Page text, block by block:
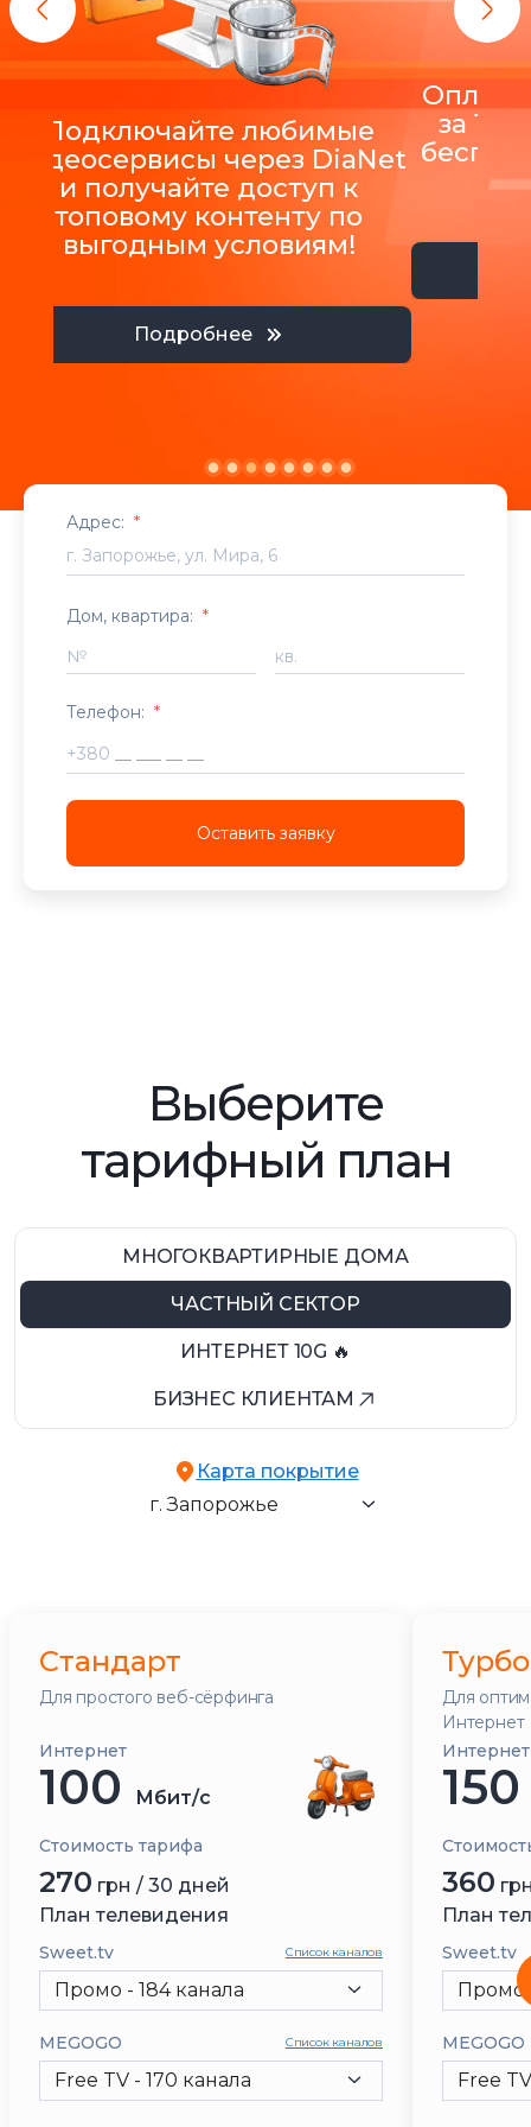
Подключайте любимые
видеосервисы через DiaNet
и получайте доступ к
топовому контенту по
выгодным условиям!
Подробнее
за 12
Адрес: *
Дом, квартира: *
№
кв.
Телефон: *
+380
Оставить заявку
Выберите
тарифный план
МНОГОКВАРТИРНЫЕ ДОМА
ЧАСТНЫЙ СЕКТОР
ИНТЕРНЕТ 10G 🔥
БИЗНЕС КЛИЕНТАМ
Карта покрытие
г. Запорожье
г. Запорожье
пгт. Балабино
с. Веселянка
Стандарт
Для простого веб-сёрфинга
Интернет
100 Мбит/с
Стоимость тарифа
270 грн / 30 дней
План телевидения
Sweet.tv Список каналов
Промо - 184 канала
MEGOGO Список каналов
Free TV - 170 канала
Турбо
Для
Интернет
Интернет
360
План
Sweet.tv
Промо
MEGOGO
Free